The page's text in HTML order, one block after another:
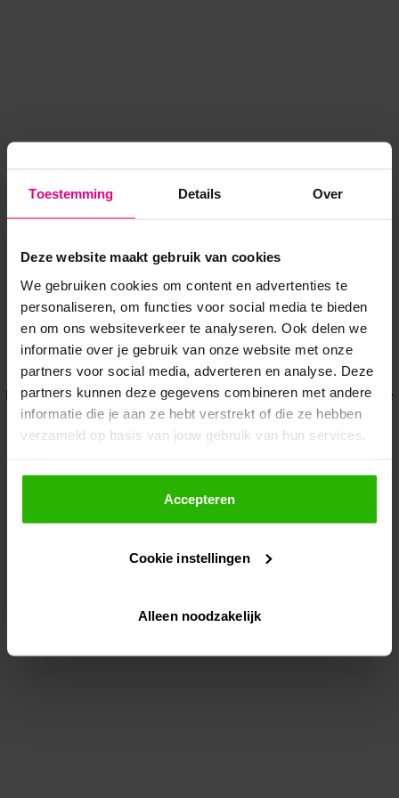
Toestemming Details Over
Deze website maakt gebruik van cookies
We gebruiken cookies om content en advertenties te
personaliseren, om functies voor social media te bieden
en om ons websiteverkeer te analyseren. Ook delen we
informatie over je gebruik van onze website met onze
partners voor social media, adverteren en analyse. Deze
partners kunnen deze gegevens combineren met andere
informatie die je aan ze hebt verstrekt of die ze hebben
verzameld op basis van jouw gebruik van hun services.
Als je op "Accepteer" klikt, dan geef je Voordeeluitjes.nl
toestemming om cookies voor social media en
gepersonaliseerde advertenties te plaatsen.
Lees hier meer over in onsprivacybeleid
Via "Cookie instellingen" kun je ook zelf instellen welke
Accepteren
Cookie instellingen
Alleen noodzakelijk
Application error: a client-side exception has occurred while
loadingwww.voordeeluitjes.nl (see the browser console for more
information).